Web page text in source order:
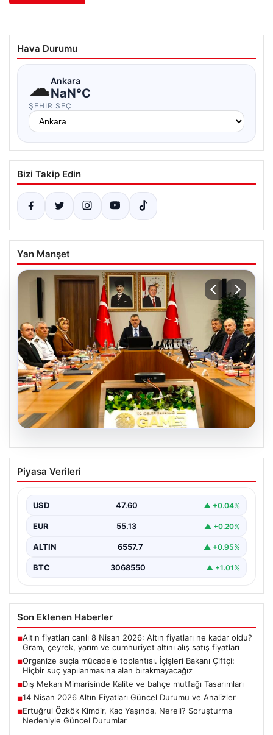
Hava Durumu
☁Ankara
NaN°C
ŞEHIR SEÇ
Bizi Takip Edin
Yan Manşet
05.08.2026
Organize suçla mücadele toplantısı.
İçişleri Bakanı Çiftçi: Hiçbir suç
Piyasa Verileri
USD 47.60 ▲ +0.04%
EUR 55.13 ▲ +0.20%
ALTIN 6557.7 ▲ +0.95%
BTC 3068550 ▲ +1.01%
Son Eklenen Haberler
■Altın fiyatları canlı 8 Nisan 2026: Altın fiyatları ne kadar oldu?
Gram, çeyrek, yarım ve cumhuriyet altını alış satış fiyatları
■Organize suçla mücadele toplantısı. İçişleri Bakanı Çiftçi:
Hiçbir suç yapılanmasına alan bırakmayacağız
■Dış Mekan Mimarisinde Kalite ve bahçe mutfağı Tasarımları
■14 Nisan 2026 Altın Fiyatları Güncel Durumu ve Analizler
■Ertuğrul Özkök Kimdir, Kaç Yaşında, Nereli? Soruşturma
Nedeniyle Güncel Durumlar